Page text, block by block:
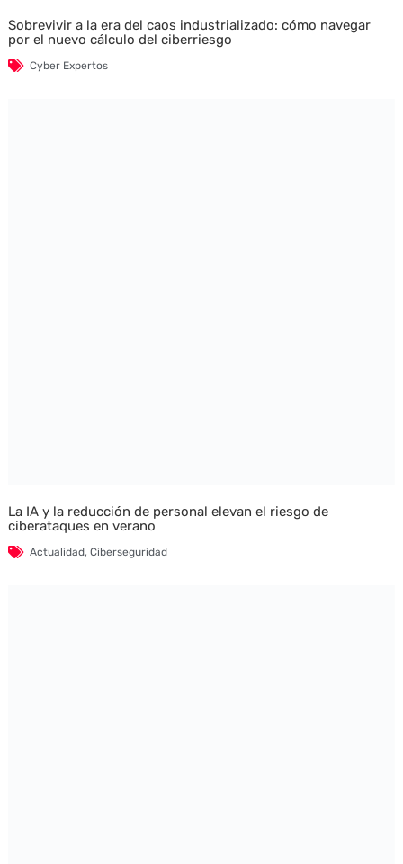
Sobrevivir a la era del caos industrializado: cómo navegar
por el nuevo cálculo del ciberriesgo
Cyber Expertos
La IA y la reducción de personal elevan el riesgo de
ciberataques en verano
Actualidad, Ciberseguridad